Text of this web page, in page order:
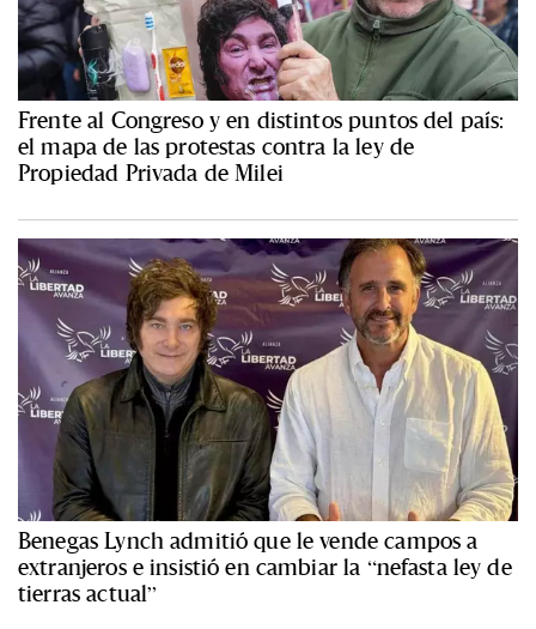
Frente al Congreso y en distintos puntos del país:
el mapa de las protestas contra la ley de
Propiedad Privada de Milei
Benegas Lynch admitió que le vende campos a
extranjeros e insistió en cambiar la “nefasta ley de
tierras actual”